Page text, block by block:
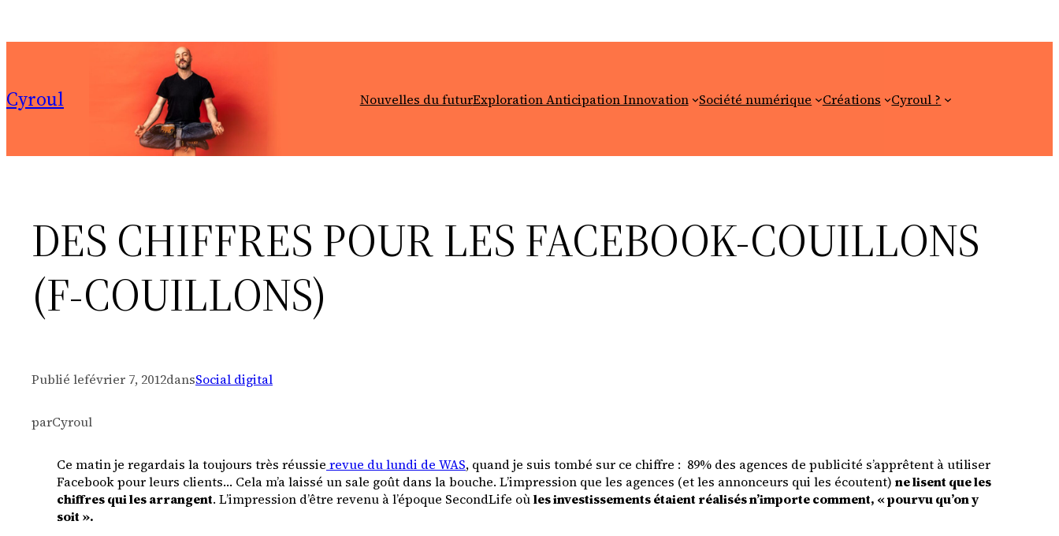
Cyroul Nouvelles du futurExploration Anticipation Innovation Société numérique Créations Cyroul ?
DES CHIFFRES POUR LES FACEBOOK-COUILLONS
(F-COUILLONS)
Publié lefévrier 7, 2012dansSocial digital
parCyroul
Ce matin je regardais la toujours très réussie revue du lundi de WAS, quand je suis tombé sur ce chiffre : 89% des agences de publicité s’apprêtent à utiliser
Facebook pour leurs clients… Cela m’a laissé un sale goût dans la bouche. L’impression que les agences (et les annonceurs qui les écoutent) ne lisent que les
chiffres qui les arrangent. L’impression d’être revenu à l’époque SecondLife oùles investissements étaient réalisés n’importe comment, « pourvu qu’on y
soit ».